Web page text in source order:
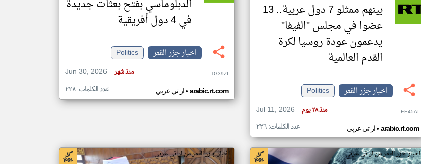
بينهم ممثلو 7 دول عربية.. 13
عضوا في مجلس "الفيفا"
يدعمون عودة روسيا لكرة
القدم العالمية
اخبار جزر القمر
Politics
Jul 11, 2026
منذ ٢٨ يوم EE45AI
ار تي عربي• arabic.rt.com عدد الكلمات: ٢٢٦
الدبلوماسي بفتح بعثات جديدة
في 4 دول أفريقية
اخبار جزر القمر
Politics
Jun 30, 2026
منذ شهر TG39ZI
ار تي عربي• arabic.rt.com عدد الكلمات: ٢٢٨
اخبار جزر القمر من ار تي عربي اخبار جزر القمر من ار تي عربي